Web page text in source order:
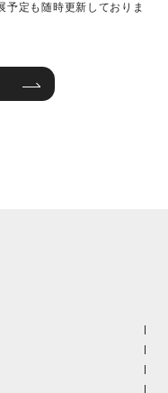
予定も随時更新しておりま